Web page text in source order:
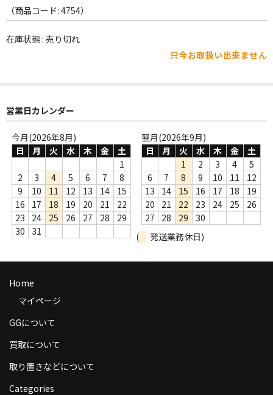
その他
7INC
Webのみ no.3
Webのみ no.4
売り切れ
Help
お支払い方法
返品
（商品コード: 4754）
在庫状態 : 売り切れ
只今お取扱い出来ません
営業日カレンダー
今月(2026年8月)
日
月 火 水 木 金
土
1
2
3 4 5 6 7
8
9
10 11 12 13 14
15
16
17 18 19 20 21
22
23
24 25 26 27 28
29
30
31
翌月(2026年9月)
日
月 火 水 木 金
土
1
2 3 4
5
6
7 8 9 10 11
12
13
14 15 16 17 18
19
20
21 22 23 24 25
26
27
28 29
30
(
発送業務休日)
Home
マイページ
GGについて
買取について
取り置きなどについて
Categories